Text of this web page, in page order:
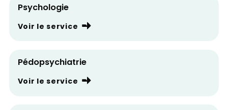
Psychologie
Voir le service
Pédopsychiatrie
Voir le service